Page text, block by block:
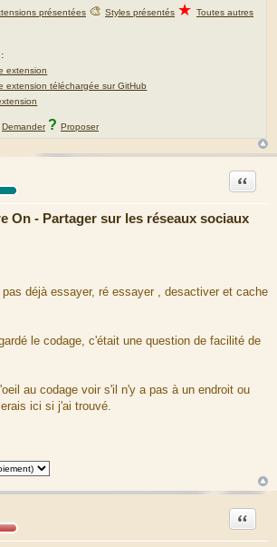
présentées 🎨 Styles présentés ★ Toutes autres
extension
extension téléchargée sur GitHub
Demander ? Proposer
On - Partager sur les réseaux sociaux
Citation
déjà essayer, ré essayer , desactiver et cache
le codage, c'était une question de facilité de
au codage voir s'il n'y a pas à un endroit ou
ici si j'ai trouvé.
Citation